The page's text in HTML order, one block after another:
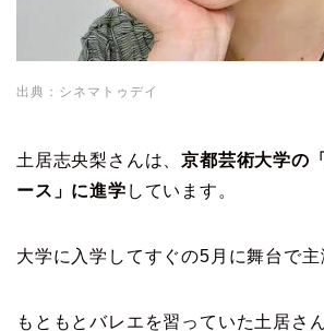
出典：シネマトゥデイ
土居志央梨さんは、京都芸術大学の
ース」に進学 しています。
大学に入学してすぐの5月に舞台で主
もともとバレエを習っていた土居さ